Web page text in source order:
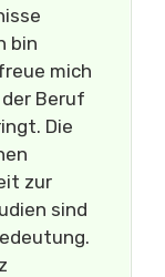
bin
mich
Beruf
Die
zur
sind